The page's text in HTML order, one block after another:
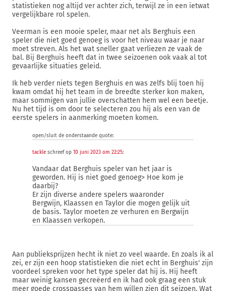
statistieken nog altijd ver achter zich, terwijl ze in een ietwat
vergelijkbare rol spelen.
Veerman is een mooie speler, maar net als Berghuis een
speler die niet goed genoeg is voor het niveau waar je naar
moet streven. Als het wat sneller gaat verliezen ze vaak de
bal. Bij Berghuis heeft dat in twee seizoenen ook vaak al tot
gevaarlijke situaties geleid.
Ik heb verder niets tegen Berghuis en was zelfs blij toen hij
kwam omdat hij het team in de breedte sterker kon maken,
maar sommigen van jullie overschatten hem wel een beetje.
Nu het tijd is om door te selecteren zou hij als een van de
eerste spelers in aanmerking moeten komen.
open/sluit de onderstaande quote:
tackle schreef op 10 juni 2023 om 22:25:
Vandaar dat Berghuis speler van het jaar is
geworden. Hij is niet goed genoeg> Hoe kom je
daarbij?
Er zijn diverse andere spelers waaronder
Bergwijn, Klaassen en Taylor die mogen gelijk uit
de basis. Taylor moeten ze verhuren en Bergwijn
en Klaassen verkopen.
Aan publieksprijzen hecht ik niet zo veel waarde. En zoals ik al
zei, er zijn een hoop statistieken die niet echt in Berghuis' zijn
voordeel spreken voor het type speler dat hij is. Hij heeft
maar weinig kansen gecreëerd en ik had ook graag een stuk
meer goede crosspasses van hem willen zien dit seizoen. Wat